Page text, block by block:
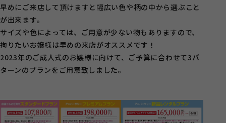
早めにご来店して頂けますと幅広い色や柄の中から選ぶこと
が出来ます。
サイズや色によっては、ご用意が少ない物もありますので、
拘りたいお嬢様は早めの来店がオススメです！
2023年のご成人式のお嬢様に向けて、ご予算に合わせて3パ
ターンのプランをご用意致しました。